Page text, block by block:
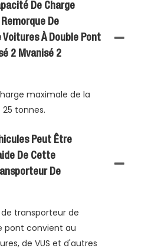
De Charge
De
Voitures À Double Pont
2 Mvanisé 2
maximale de la
tonnes.
Peut Être
De Cette
De
transporteur de
pont convient au
de VUS et d'autres